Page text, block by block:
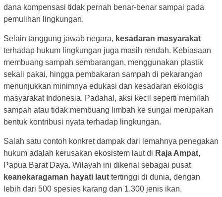
dana kompensasi tidak pernah benar-benar sampai pada
pemulihan lingkungan.
Selain tanggung jawab negara, kesadaran masyarakat
terhadap hukum lingkungan juga masih rendah. Kebiasaan
membuang sampah sembarangan, menggunakan plastik
sekali pakai, hingga pembakaran sampah di pekarangan
menunjukkan minimnya edukasi dan kesadaran ekologis
masyarakat Indonesia. Padahal, aksi kecil seperti memilah
sampah atau tidak membuang limbah ke sungai merupakan
bentuk kontribusi nyata terhadap lingkungan.
Salah satu contoh konkret dampak dari lemahnya penegakan
hukum adalah kerusakan ekosistem laut di Raja Ampat,
Papua Barat Daya. Wilayah ini dikenal sebagai pusat
keanekaragaman hayati laut tertinggi di dunia, dengan
lebih dari 500 spesies karang dan 1.300 jenis ikan.